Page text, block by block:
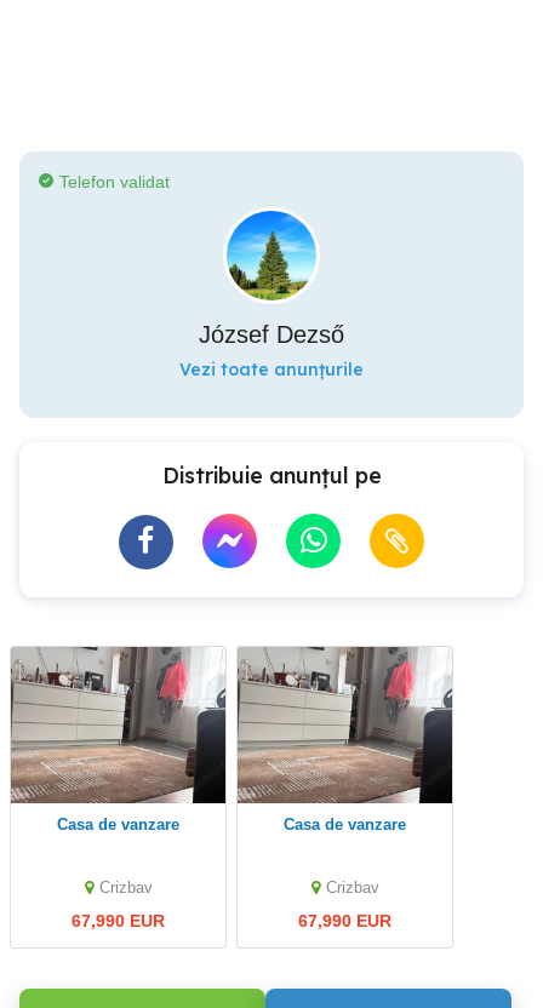
Telefon validat
József Dezső
Vezi toate anunțurile
Distribuie anunțul pe
casa de vanzare
Crizbav
67,990 EUR
casa de vanzare
Crizbav
67,990 EUR